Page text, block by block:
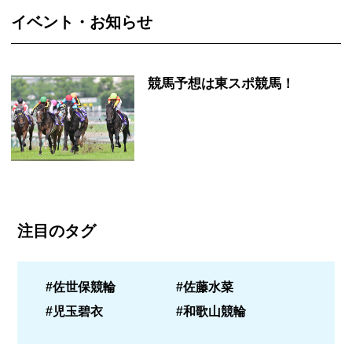
イベント・お知らせ
競馬予想は東スポ競馬！
注目のタグ
#佐世保競輪
#佐藤水菜
#児玉碧衣
#和歌山競輪